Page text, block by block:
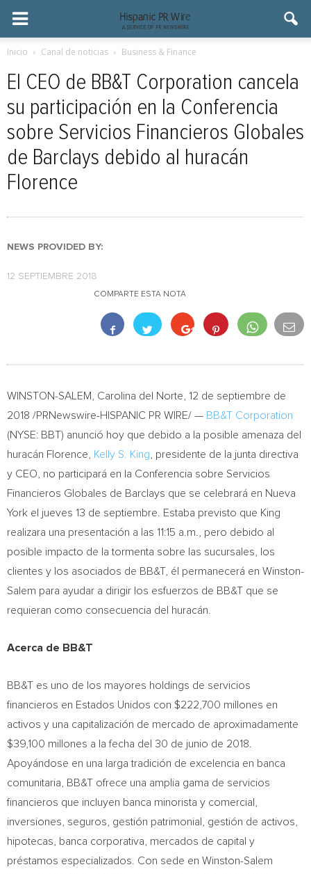
Inicio Canal de noticias Business & Finance
El CEO de BB&T Corporation cancela
su participación en la Conferencia
sobre Servicios Financieros Globales
de Barclays debido al huracán
Florence
NEWS PROVIDED BY:
12 SEPTIEMBRE 2018
COMPARTE ESTA NOTA
WINSTON-SALEM Carolina del Norte , 12 de septiembre de
2018 /PRNewswire-HISPANIC PR WIRE/ — BB&T Corporation
(NYSE: BBT) anunció hoy que debido a la posible amenaza del
huracán Florence,
Kelly S. King , presidente de la junta directiva
y CEO, no participará en la Conferencia sobre Servicios
Financieros Globales de Barclays que se celebrará en Nueva
York el jueves 13 de septiembre. Estaba previsto que King
realizara una presentación a las 11:15 a.m.
, pero debido al
posible impacto de la tormenta sobre las sucursales, los
clientes y los asociados de BB&T, él permanecerá en Winston-
Salem para ayudar a dirigir los esfuerzos de BB&T que se
requieran como consecuencia del huracán.
Acerca de BB&T
BB&T es uno de los mayores holdings de servicios
financieros en Estados Unidos con $222,700 millones en
activos y una capitalización de mercado de aproximadamente
$39,100 millones a la fecha del 30 de junio de 2018.
Apoyándose en una larga tradición de excelencia en banca
comunitaria, BB&T ofrece una amplia gama de servicios
financieros que incluyen banca minorista y comercial,
inversiones, seguros, gestión patrimonial, gestión de activos,
hipotecas, banca corporativa, mercados de capital y
préstamos especializados. Con sede en Winston-Salem